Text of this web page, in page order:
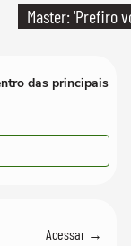
Master: 'Prefiro
das principais
Acessar →